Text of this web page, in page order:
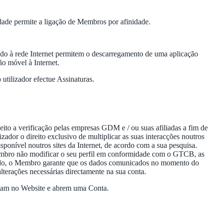
permite a ligação de Membros por afinidade.
à rede Internet permitem o descarregamento de uma aplicação
móvel à Internet.
efectue Assinaturas.
a verificação pelas empresas GDM e / ou suas afiliadas a fim de
o direito exclusivo de multiplicar as suas interacções noutros
noutros sites da Internet, de acordo com a sua pesquisa.
não modificar o seu perfil em conformidade com o GTCB, as
o Membro garante que os dados comunicados no momento do
necessárias directamente na sua conta.
no Website e abrem uma Conta.